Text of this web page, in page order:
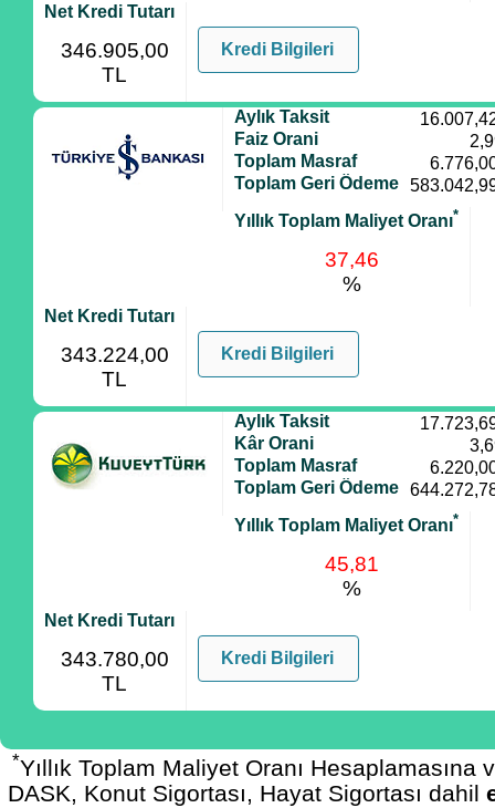
Net Kredi Tutarı
346.905,00
TL
Kredi Bilgileri
Aylık Taksit
Faiz Orani
Toplam Masraf
Toplam Geri Ödeme
Yıllık Toplam Maliyet Oranı*
37,46
%
Net Kredi Tutarı
343.224,00
TL
Kredi Bilgileri
Aylık Taksit
Kâr Orani
Toplam Masraf
Toplam Geri Ödeme
Yıllık Toplam Maliyet Oranı*
45,81
%
Net Kredi Tutarı
343.780,00
TL
Kredi Bilgileri
*Yıllık Toplam Maliyet Oranı Hesaplamasına
DASK, Konut Sigortası, Hayat Sigortası dahil